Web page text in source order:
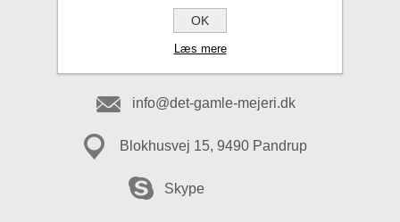
info@det-gamle-mejeri.dk
Blokhusvej 15, 9490 Pandrup
Skype
OK
Læs mere